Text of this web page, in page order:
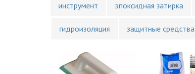
инструмент эпоксидная затирка
гидроизоляция защитные средства